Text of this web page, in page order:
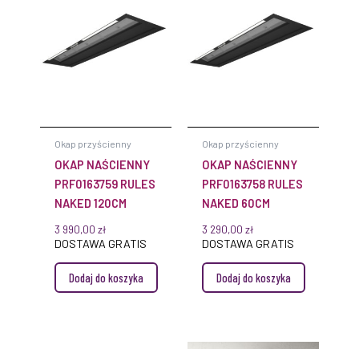
Okap przyścienny
OKAP NAŚCIENNY
PRF0163759 RULES
NAKED 120CM
3 990,00 zł
DOSTAWA GRATIS
Dodaj do koszyka
Okap przyścienny
OKAP NAŚCIENNY
PRF0163758 RULES
NAKED 60CM
3 290,00 zł
DOSTAWA GRATIS
Dodaj do koszyka